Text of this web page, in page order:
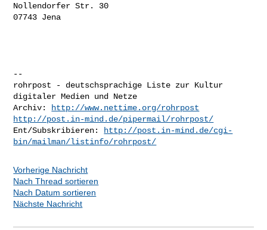
Nollendorfer Str. 30
07743 Jena
--
rohrpost - deutschsprachige Liste zur Kultur
digitaler Medien und Netze
Archiv:
http://www.nettime.org/rohrpost
http://post.in-mind.de/pipermail/rohrpost/
Ent/Subskribieren:
http://post.in-mind.de/cgi-
bin/mailman/listinfo/rohrpost/
Vorherige Nachricht
Nach Thread sortieren
Nach Datum sortieren
Nächste Nachricht